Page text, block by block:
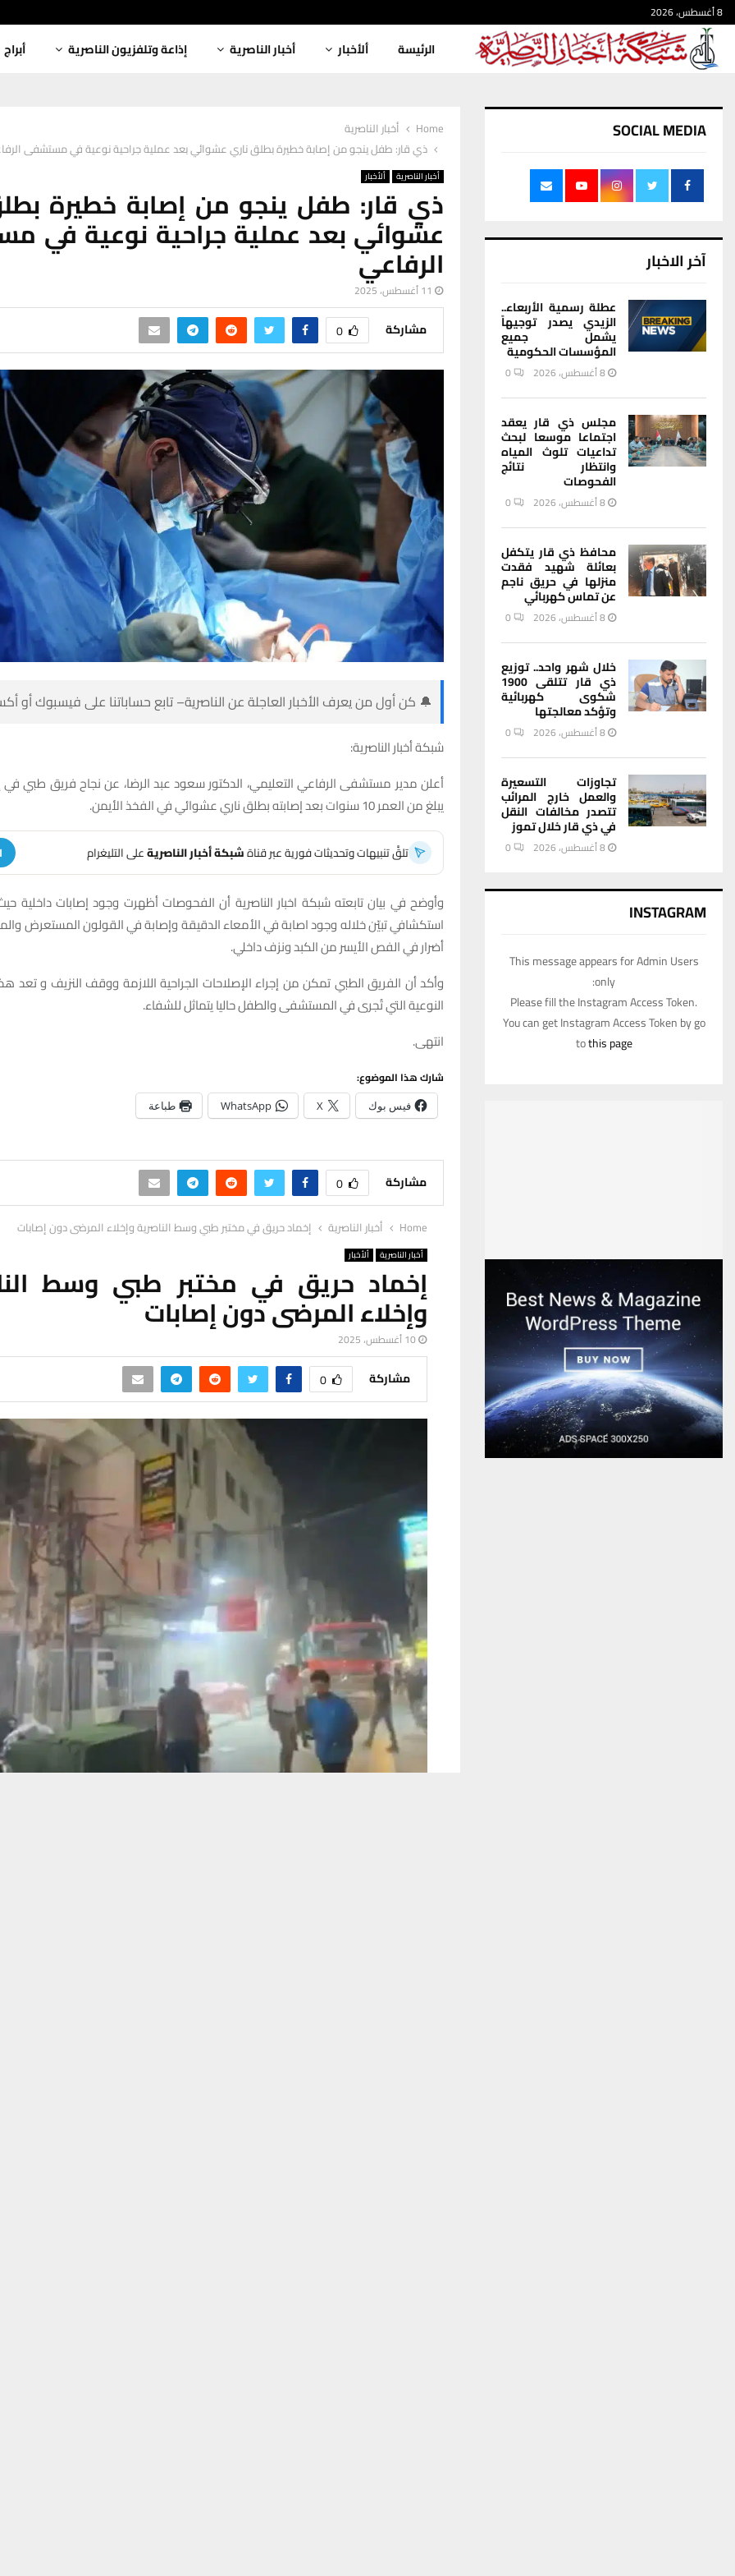
8 أغسطس، 2026
الرئيسة ألأخبار أخبار الناصرية إذاعة وتلفزيون الناصرية أبراج
Home
أخبار الناصرية
ذي قار: طفل ينجو من إصابة خطيرة بطلق ناري عشوائي بعد عملية جراحية نوعية في مستشفى
أخبار الناصرية ألأخبار
ذي قار: طفل ينجو من إصابة خطيرة
عشوائي بعد عملية جراحية نوعية في
الرفاعي
11 أغسطس، 2025
مشاركة 0
🔔 كن أول من يعرف الأخبار العاجلة عن الناصرية– تابع حساباتنا على فيسبوك أو
شبكة أخبار الناصرية:
أعلن مدير مستشفى الرفاعي التعليمي، الدكتور سعود عبد الرضا، عن نجاح فريق طبي في
يبلغ من العمر 10 سنوات بعد إصابته بطلق ناري عشوائي في الفخذ الأيمن.
تلقَّ تنبيهات وتحديثات فورية عبر قناةشبكة أخبار الناصريةعلى التليغرام
وأوضح في بيان تابعته شبكة اخبار الناصرية أن الفحوصات أظهرت وجود إصابات داخلية
استكشافي تبيّن خلاله وجود اصابة في الأمعاء الدقيقة وإصابة في القولون المستعرض
أضرار في الفص الأيسر من الكبد ونزف داخلي.
وأكد أن الفريق الطبي تمكن من إجراء الإصلاحات الجراحية اللازمة ووقف النزيف و تعد
النوعية التي تُجرى في المستشفى والطفل حاليا يتماثل للشفاء.
انتهى.
شارك هذا الموضوع:
فيس بوك X
WhatsApp طباعة
مشاركة 0
Home أخبار الناصرية إخماد حريق في مختبر طبي وسط الناصرية وإخلاء المرضى دون إصابات
أخبار الناصرية ألأخبار
إخماد حريق في مختبر طبي وسط
وإخلاء المرضى دون إصابات
10 أغسطس، 2025
مشاركة 0
SOCIAL MEDIA
آخر الاخبار
عطلة رسمية الأربعاء..
الزيدي يصدر توجيهاً
يشمل جميع
المؤسسات الحكومية
8 أغسطس، 2026 0
مجلس ذي قار يعقد
اجتماعا موسعا لبحث
تداعيات تلوث المياه
وانتظار نتائج
الفحوصات
8 أغسطس، 2026 0
محافظ ذي قار يتكفل
بعائلة شهيد فقدت
منزلها في حريق ناجم
عن تماس كهربائي
8 أغسطس، 2026 0
خلال شهر واحد.. توزيع
ذي قار تتلقى 1900
شكوى كهربائية
وتؤكد معالجتها
8 أغسطس، 2026 0
تجاوزات التسعيرة
والعمل خارج المرائب
تتصدر مخالفات النقل
في ذي قار خلال تموز
8 أغسطس، 2026 0
INSTAGRAM
This message appears for Admin Users
only:
Please fill the Instagram Access Token.
You can get Instagram Access Token by go
tothis page